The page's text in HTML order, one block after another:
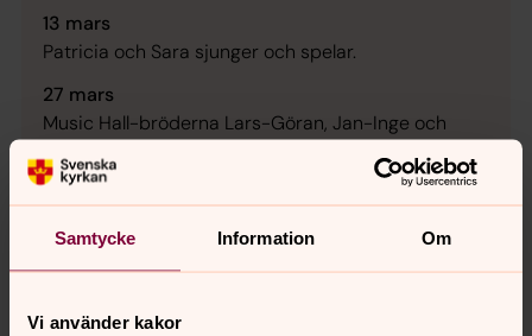
Samtycke Information Om
Vi använder kakor
13 mars
Patricia och Sara sjunger och spelar.
27 mars
Music Hall-bröderna Lars-Göran, Jan-Inge och
8 april 12.00 (OBSERVERA TIDEN!)
får träffa vår biskop Marika Markovits.
Bill Brolin kommer och sjunger, spelar och skojar